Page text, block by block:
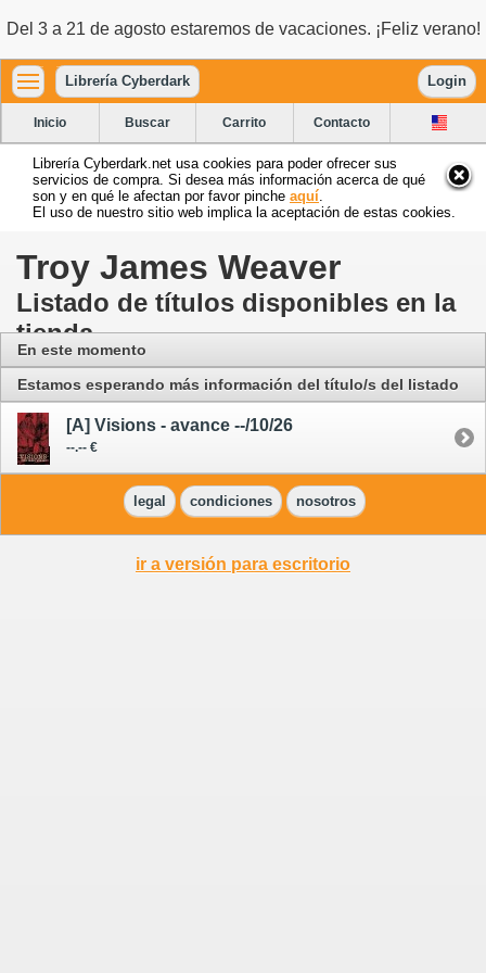
Del 3 a 21 de agosto estaremos de vacaciones. ¡Feliz verano!
Librería Cyberdark Login
Inicio Buscar Carrito Contacto
Librería Cyberdark.net usa cookies para poder ofrecer sus
servicios de compra. Si desea más información acerca de qué
son y en qué le afectan por favor pinche aquí
El uso de nuestro sitio web implica la aceptación de estas cookies.
Troy James Weaver
Listado de títulos disponibles en la
tienda
En este momento
Estamos esperando más información del título/s del listado
[A] Visions - avance --/10/26
--.-- €
legal condiciones nosotros
ir a versión para escritorio